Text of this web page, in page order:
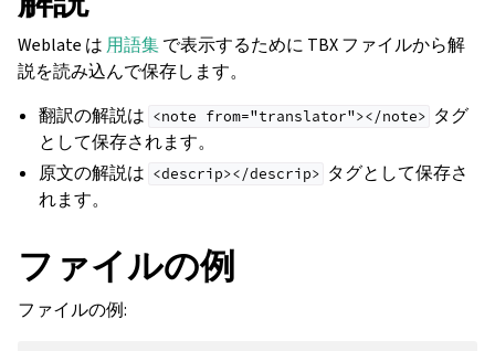
navigation of 導入方法
Weblate は 用語集で表示するために TBX ファイルから解
説を読み込んで保存します。
翻訳の解説は <note from="translator"></note> タグ
として保存されます。
原文の解説は <descrip></descrip> タグとして保存さ
れます。
ファイルの例
ファイルの例: